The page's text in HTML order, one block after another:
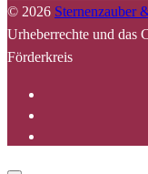
© 2026 Sternenzauber
Urheberrechte und das
Förderkreis